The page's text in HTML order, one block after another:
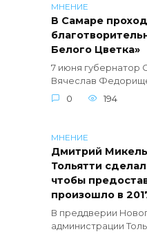
МНЕНИЕ
В Самаре
Белого Цветка»
7 июня губернатор
Вячеслав
0
194
МНЕНИЕ
Дмитрий
Тольятти
чтобы
произошло в
В преддверии
администрации